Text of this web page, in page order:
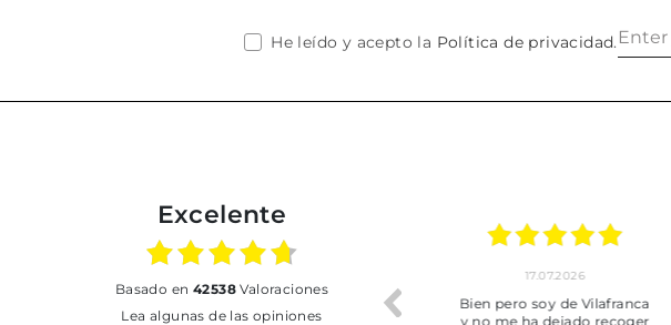
He leído y acepto la Política de privacidad.
Excelente
basado en 42538Valoraciones
Lea algunas de las opiniones
30.06.2026
Tot perfecte